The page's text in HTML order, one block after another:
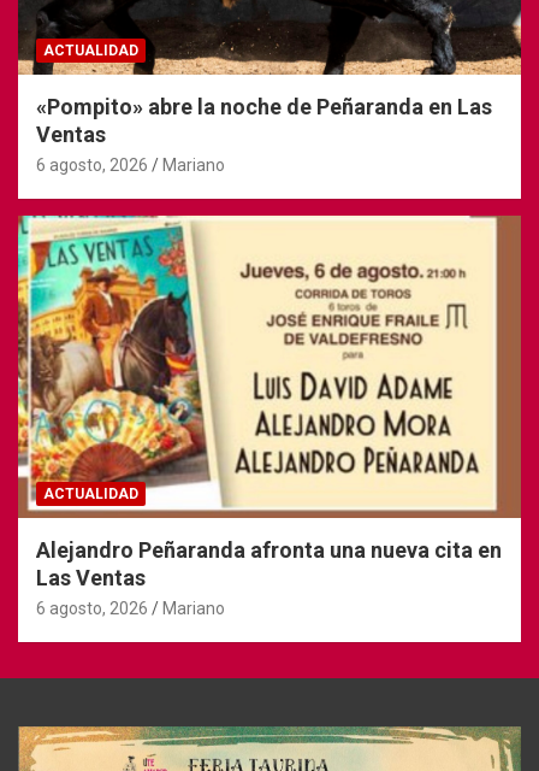
ACTUALIDAD
«Pompito» abre la noche de Peñaranda en Las
Ventas
6 agosto, 2026 Mariano
ACTUALIDAD
Alejandro Peñaranda afronta una nueva cita en
Las Ventas
6 agosto, 2026 Mariano